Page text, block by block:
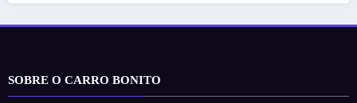
SOBRE O CARRO BONITO